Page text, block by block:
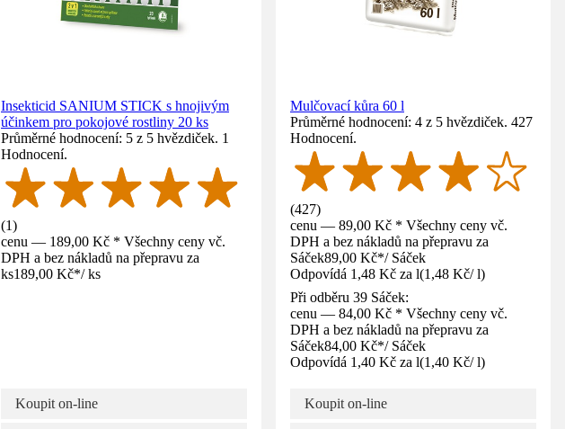
Insekticid SANIUM STICK s hnojivým
účinkem pro pokojové rostliny 20 ks
Průměrné hodnocení: 5 z 5 hvězdiček. 1
Hodnocení.
(1)
cenu — 189,00 Kč * Všechny ceny vč.
DPH a bez nákladů na přepravu za
ks189,00 Kč*/ ks
Koupit on-line
Mulčovací kůra 60 l
Průměrné hodnocení: 4 z 5 hvězdiček. 427
Hodnocení.
(427)
cenu — 89,00 Kč * Všechny ceny vč.
DPH a bez nákladů na přepravu za
Sáček89,00 Kč*/ Sáček
Odpovídá 1,48 Kč za l(1,48 Kč/ l)
Při odběru 39 Sáček:
cenu — 84,00 Kč * Všechny ceny vč.
DPH a bez nákladů na přepravu za
Sáček84,00 Kč*/ Sáček
Odpovídá 1,40 Kč za l(1,40 Kč/ l)
Koupit on-line